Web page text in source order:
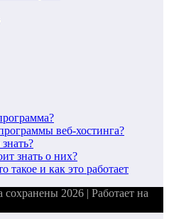
веб-хостинга?
знать о них?
такое и как это работает
2026 | Работает на